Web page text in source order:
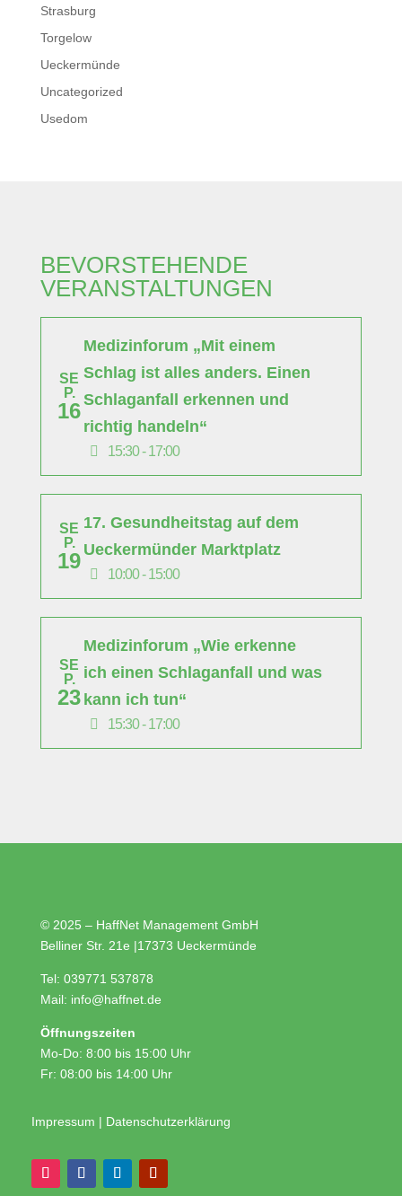
Strasburg
Torgelow
Ueckermünde
Uncategorized
Usedom
BEVORSTEHENDE
VERANSTALTUNGEN
SE
P.
16
Medizinforum „Mit einem
Schlag ist alles anders. Einen
Schlaganfall erkennen und
richtig handeln“
15:30 - 17:00
SE
P.
19
17. Gesundheitstag auf dem
Ueckermünder Marktplatz
10:00 - 15:00
SE
P.
23
Medizinforum „Wie erkenne
ich einen Schlaganfall und was
kann ich tun“
15:30 - 17:00
© 2025 – HaffNet Management GmbH
Belliner Str. 21e |17373 Ueckermünde
Tel: 039771 537878
Mail: info@haffnet.de
Öffnungszeiten
Mo-Do: 8:00 bis 15:00 Uhr
Fr: 08:00 bis 14:00 Uhr
Impressum | Datenschutzerklärung